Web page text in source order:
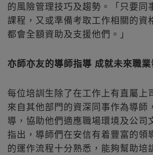
的風險管理技巧及趨勢。「只要同
課程，又或準備考取工作相關的資
都會全額資助及支援他們。」
亦師亦友的導師指導 成就未來職
每位培訓生除了在工作上有直屬上
來自其他部門的資深同事作為導師
導，協助他們適應職場環境及公司
指出，導師們在安信有着豐富的領
的運作流程十分熟悉，能夠幫助培